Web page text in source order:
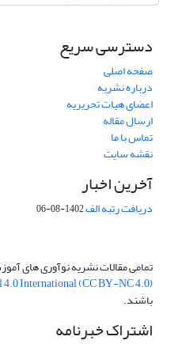
دسترسی سریع
صفحه اصلی
درباره نشریه
اعضای هیات تحریریه
ارسال مقاله
تماس با ما
نقشه سایت
آخرین اخبار
دریافت رتبه الف1402-08-06
تمامی مقالات نشریه نوآوری های
International (CC BY-NC 4.0)
باشند.
اشتراک خبرنامه